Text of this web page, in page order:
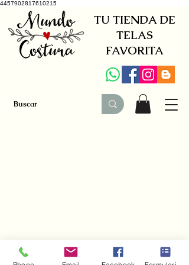
4457902817610215
TU TIENDA DE
TELAS
FAVORITA
+34 941579600 +34 650030142